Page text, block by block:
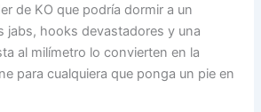
de KO que podría dormir a un
jabs, hooks devastadores y una
al milímetro lo convierten en la
para cualquiera que ponga un pie en